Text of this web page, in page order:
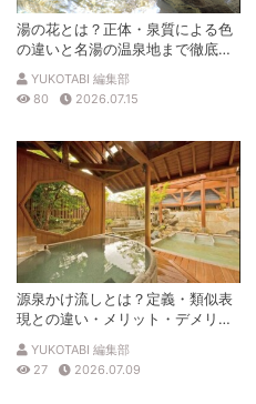
湯の花とは？正体・泉質による色
の違いと名湯の温泉地まで徹底解
説
YUKOTABI 編集部
80
2026.07.15
源泉かけ流しとは？定義・類似表
現との違い・メリット・デメリッ
トを解説
YUKOTABI 編集部
27
2026.07.09